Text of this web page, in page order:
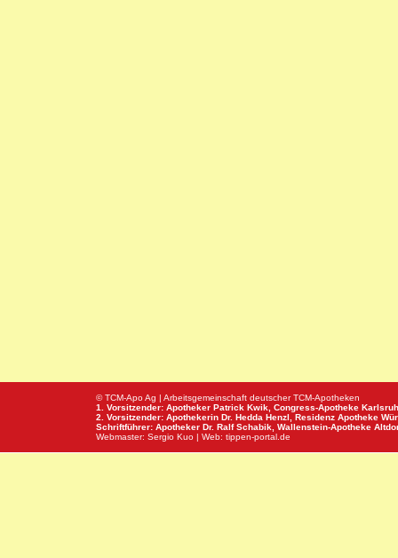
© TCM-Apo Ag | Arbeitsgemeinschaft deutscher TCM-Apotheken
1. Vorsitzender: Apotheker Patrick Kwik, Congress-Apotheke
2. Vorsitzender: Apothekerin Dr. Hedda Henzl, Residenz Apotheke
Schriftführer: Apotheker Dr. Ralf Schabik, Wallenstein-Apotheke
Webmaster: Sergio Kuo | Web: tippen-portal.de